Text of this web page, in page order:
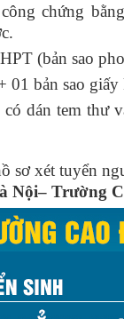
chứng
(bản sao
01 bản sao
dán tem thư
sơ xét tuyển
Nội– Trường